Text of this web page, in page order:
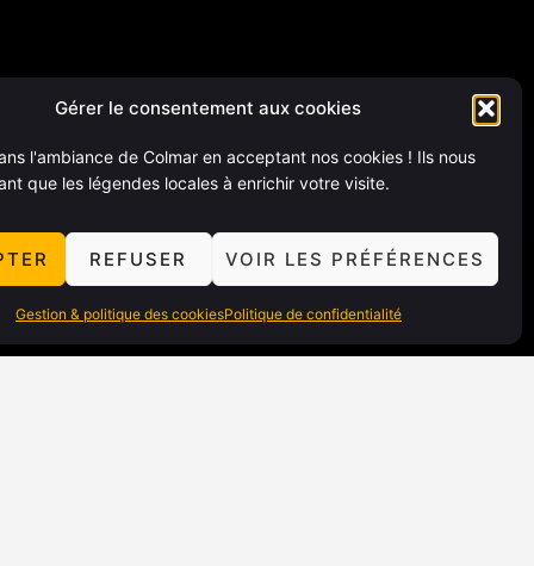
Gérer le consentement aux cookies
l'ambiance de Colmar en acceptant nos cookies ! Ils nous
que les légendes locales à enrichir votre visite.
REFUSER VOIR LES PRÉFÉRENCES
Gestion & politique des cookiesPolitique de confidentialité